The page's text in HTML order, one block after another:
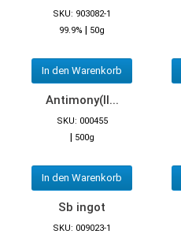
SKU: 903082-1
99.9% | 50g
In den Warenkorb
Antimony(II...
SKU: 000455
| 500g
In den Warenkorb
Sb ingot
SKU: 009023-1